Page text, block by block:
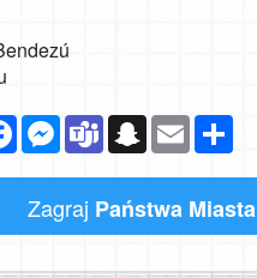
FacebookMessenger
TeamsSnapchat
Email
Zagraj Państwa Miasta